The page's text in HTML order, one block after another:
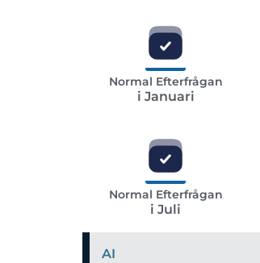
Normal Efterfrågan
i Januari
Normal Efterfrågan
i Juli
AI